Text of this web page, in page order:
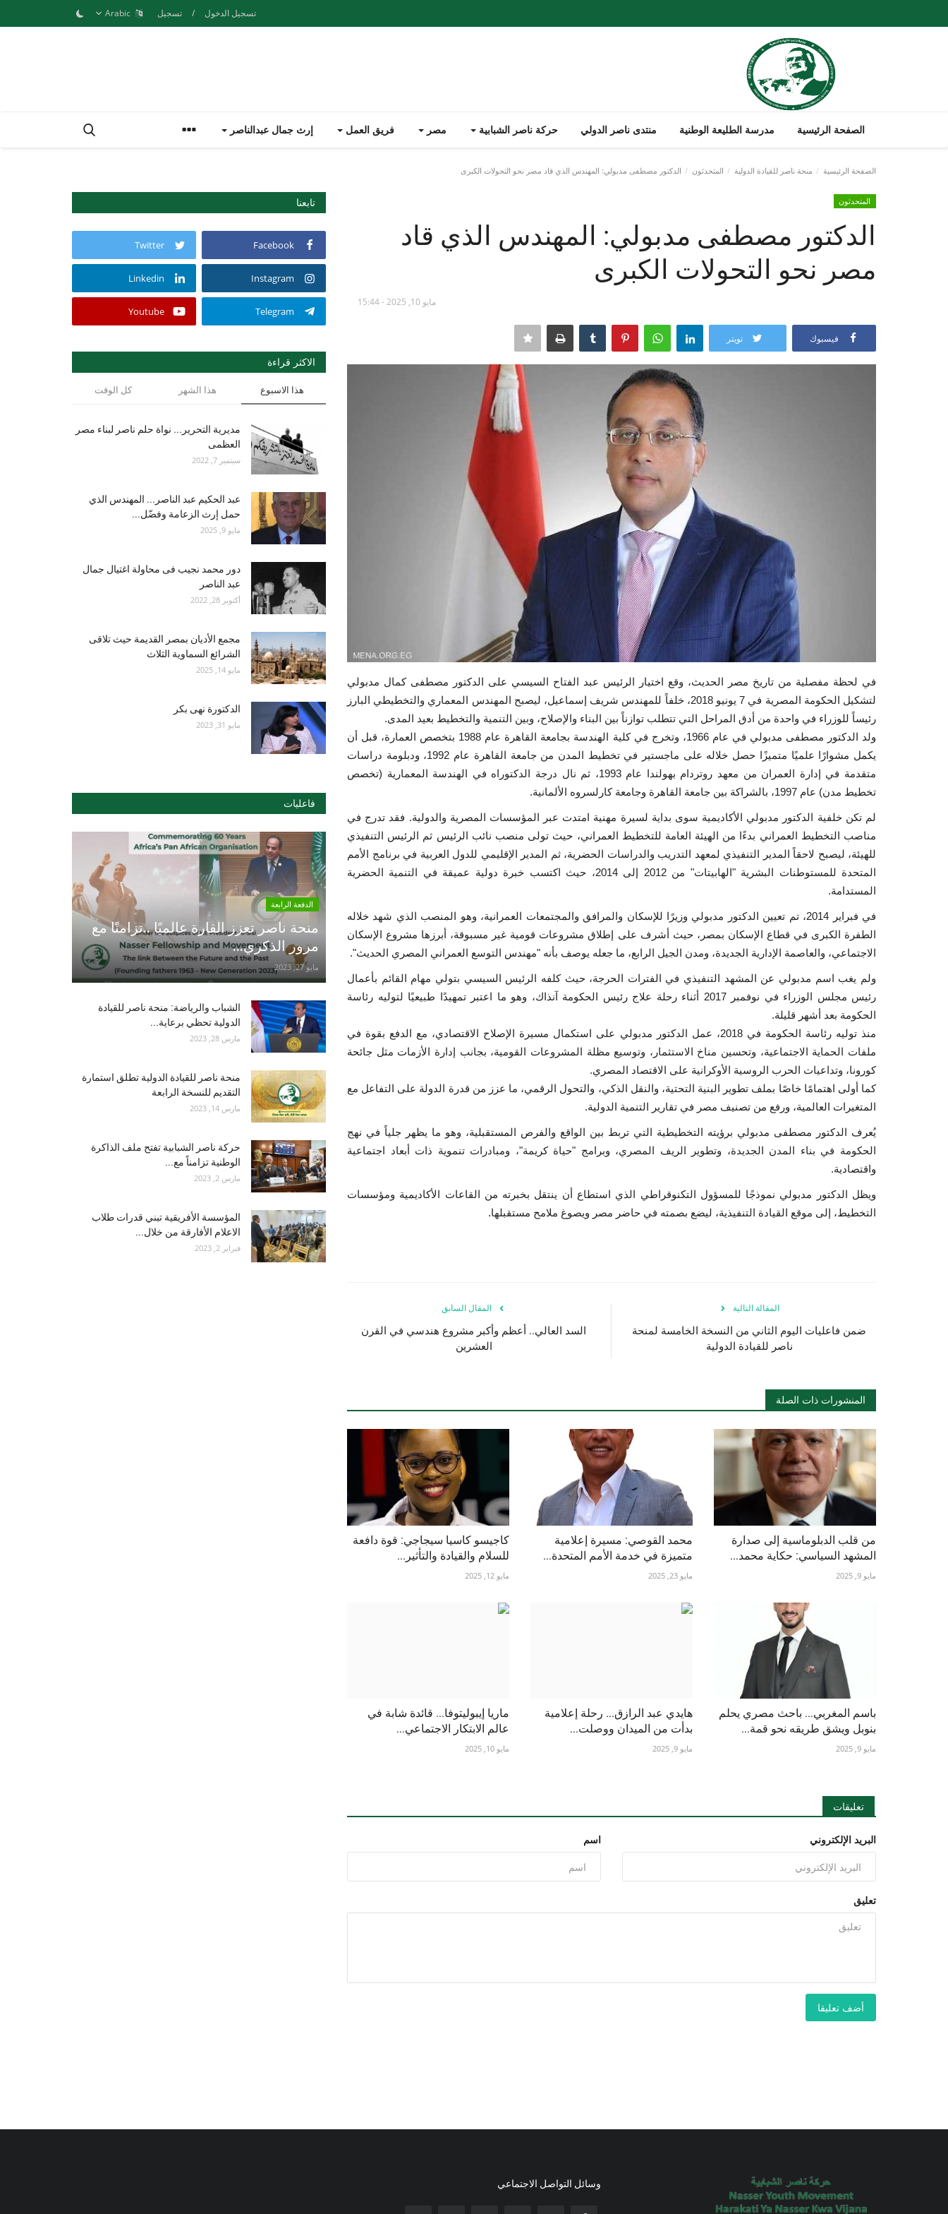
تسجيل الدخول / تسجيل
الصفحة الرئيسية مدرسة الطليعة الوطنية منتدى ناصر الدولي حركة ناصر الشبابية مصر فريق العمل إرث جمال عبدالناصر
الصفحة الرئيسية منحة ناصر للقيادة الدولية المتحدثون الدكتور مصطفى مدبولي: المهندس الذي قاد مصر نحو التحولات الكبرى
المتحدثون
الدكتور مصطفى مدبولي: المهندس الذي قاد
مصر نحو التحولات الكبرى
مايو 10, 2025 - 15:44
فيسبوك تويتر
في لحظة مفصلية من تاريخ مصر الحديث، وقع اختيار الرئيس عبد الفتاح السيسي على الدكتور مصطفى كمال مدبولي
لتشكيل الحكومة المصرية في 7 يونيو 2018، خلفاً للمهندس شريف إسماعيل، ليصبح المهندس المعماري والتخطيطي البارز
رئيساً للوزراء في واحدة من أدق المراحل التي تتطلب توازناً بين البناء والإصلاح، وبين التنمية والتخطيط بعيد المدى.
ولد الدكتور مصطفى مدبولي في عام 1966، وتخرج في كلية الهندسة بجامعة القاهرة عام 1988 بتخصص العمارة، قبل أن
يكمل مشوارًا علميًا متميزًا حصل خلاله على ماجستير في تخطيط المدن من جامعة القاهرة عام 1992، ودبلومة دراسات
متقدمة في إدارة العمران من معهد روتردام بهولندا عام 1993، ثم نال درجة الدكتوراه في الهندسة المعمارية (تخصص
تخطيط مدن) عام 1997، بالشراكة بين جامعة القاهرة وجامعة كارلسروه الألمانية.
لم تكن خلفية الدكتور مدبولي الأكاديمية سوى بداية لسيرة مهنية امتدت عبر المؤسسات المصرية والدولية. فقد تدرج في
مناصب التخطيط العمراني بدءًا من الهيئة العامة للتخطيط العمراني، حيث تولى منصب نائب الرئيس ثم الرئيس التنفيذي
للهيئة، ليصبح لاحقاً المدير التنفيذي لمعهد التدريب والدراسات الحضرية، ثم المدير الإقليمي للدول العربية في برنامج الأمم
المتحدة للمستوطنات البشرية "الهابيتات" من 2012 إلى 2014، حيث اكتسب خبرة دولية عميقة في التنمية الحضرية
المستدامة.
في فبراير 2014، تم تعيين الدكتور مدبولي وزيرًا للإسكان والمرافق والمجتمعات العمرانية، وهو المنصب الذي شهد خلاله
الطفرة الكبرى في قطاع الإسكان بمصر، حيث أشرف على إطلاق مشروعات قومية غير مسبوقة، أبرزها مشروع الإسكان
الاجتماعي، والعاصمة الإدارية الجديدة، ومدن الجيل الرابع، ما جعله يوصف بأنه "مهندس التوسع العمراني المصري الحديث".
ولم يغب اسم مدبولي عن المشهد التنفيذي في الفترات الحرجة، حيث كلفه الرئيس السيسي بتولي مهام القائم بأعمال
رئيس مجلس الوزراء في نوفمبر 2017 أثناء رحلة علاج رئيس الحكومة آنذاك، وهو ما اعتبر تمهيدًا طبيعيًا لتوليه رئاسة
الحكومة بعد أشهر قليلة.
منذ توليه رئاسة الحكومة في 2018، عمل الدكتور مدبولي على استكمال مسيرة الإصلاح الاقتصادي، مع الدفع بقوة في
ملفات الحماية الاجتماعية، وتحسين مناخ الاستثمار، وتوسيع مظلة المشروعات القومية، بجانب إدارة الأزمات مثل جائحة
كورونا، وتداعيات الحرب الروسية الأوكرانية على الاقتصاد المصري.
كما أولى اهتمامًا خاصًا بملف تطوير البنية التحتية، والنقل الذكي، والتحول الرقمي، ما عزز من قدرة الدولة على التفاعل مع
المتغيرات العالمية، ورفع من تصنيف مصر في تقارير التنمية الدولية.
يُعرف الدكتور مصطفى مدبولي برؤيته التخطيطية التي تربط بين الواقع والفرص المستقبلية، وهو ما يظهر جلياً في نهج
الحكومة في بناء المدن الجديدة، وتطوير الريف المصري، وبرامج "حياة كريمة"، ومبادرات تنموية ذات أبعاد اجتماعية
واقتصادية.
ويظل الدكتور مدبولي نموذجًا للمسؤول التكنوقراطي الذي استطاع أن ينتقل بخبرته من القاعات الأكاديمية ومؤسسات
التخطيط، إلى موقع القيادة التنفيذية، ليضع بصمته في حاضر مصر ويصوغ ملامح مستقبلها.
المقال السابق
السد العالي.. أعظم وأكبر مشروع هندسي في القرن
العشرين
المقالة التالية
ضمن فاعليات اليوم الثاني من النسخة الخامسة لمنحة
ناصر للقيادة الدولية
المنشورات ذات الصلة
من قلب الدبلوماسية إلى صدارة
المشهد السياسي: حكاية محمد...
مايو 9, 2025
محمد القوصي: مسيرة إعلامية
متميزة في خدمة الأمم المتحدة...
مايو 23, 2025
كاجيسو كاسيا سيجاجي: قوة دافعة
للسلام والقيادة والتأثير...
مايو 12, 2025
باسم المغربي... باحث مصري يحلم
بنوبل ويشق طريقه نحو قمة...
مايو 9, 2025
هايدي عبد الرازق... رحلة إعلامية
بدأت من الميدان ووصلت...
مايو 9, 2025
ماريا إيبوليتوفا... قائدة شابة في
عالم الابتكار الاجتماعي...
مايو 10, 2025
تعليقات
اسم البريد الإلكتروني
تعليق
أضف تعليقا
تابعنا
Facebook
Twitter
Instagram
Linkedin
Telegram
Youtube
الاكثر قراءة
هذا الاسبوع هذا الشهر كل الوقت
مديرية التحرير... نواة حلم ناصر لبناء مصر
العظمى
سبتمبر 7, 2022
عبد الحكيم عبد الناصر... المهندس الذي
حمل إرث الزعامة وفضّل...
مايو 9, 2025
دور محمد نجيب فى محاولة اغتيال جمال
عبد الناصر
أكتوبر 28, 2022
مجمع الأديان بمصر القديمة حيث تلاقى
الشرائع السماوية الثلاث
مايو 14, 2025
الدكتورة نهى بكر
مايو 31, 2023
فاعليات
الدفعة الرابعة
منحة ناصر تعزز القارة عالميًا ..تزامنًا مع
مرور الذكري...
مايو 27, 2023
الشباب والرياضة: منحة ناصر للقيادة
الدولية تحظي برعاية...
مارس 28, 2023
منحة ناصر للقيادة الدولية تطلق استمارة
التقديم للنسخة الرابعة
مارس 14, 2023
حركة ناصر الشبابية تفتح ملف الذاكرة
الوطنية تزامناً مع...
مارس 2, 2023
المؤسسة الأفريقية تبني قدرات طلاب
الاعلام الأفارقة من خلال...
فبراير 2, 2023
وسائل التواصل الاجتماعي